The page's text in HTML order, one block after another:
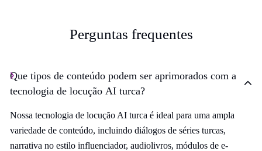
Perguntas frequentes
Que tipos de conteúdo podem ser aprimorados com a
tecnologia de locução AI turca?
Nossa tecnologia de locução AI turca é ideal para uma ampla
variedade de conteúdo, incluindo diálogos de séries turcas,
narrativa no estilo influenciador, audiolivros, módulos de e-